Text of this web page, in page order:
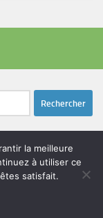
la meilleure
à utiliser ce
satisfait.